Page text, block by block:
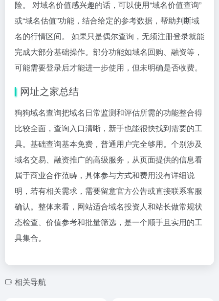
险。 对域名价值感兴趣的话，可以使用“域名价值查询”
或“域名估值”功能，结合给定的参考数据，帮助判断域
名的行情区间。 如果只是偶尔查询，无须注册登录就能
完成大部分基础操作。部分功能如域名回购、融资等，
可能需要登录后才能进一步使用，但未明确是否收费。
网址之家总结
狗狗域名查询把域名日常监测和评估所需的功能整合得
比较全面，查询入口清晰，新手也能很快找到需要的工
具。基础查询基本免费，普通用户完全够用。个别涉及
域名交易、融资推广的高级服务，从页面提供的信息看
属于商业合作范畴，具体参与方式和费用没有详细说
明，若有相关需求，需要留意官方公告或直接联系客服
确认。整体来看，网站适合域名投资人和站长做常规状
态检查、价值参考和批量筛选，是一个顺手且实用的工
具集合。
相关导航